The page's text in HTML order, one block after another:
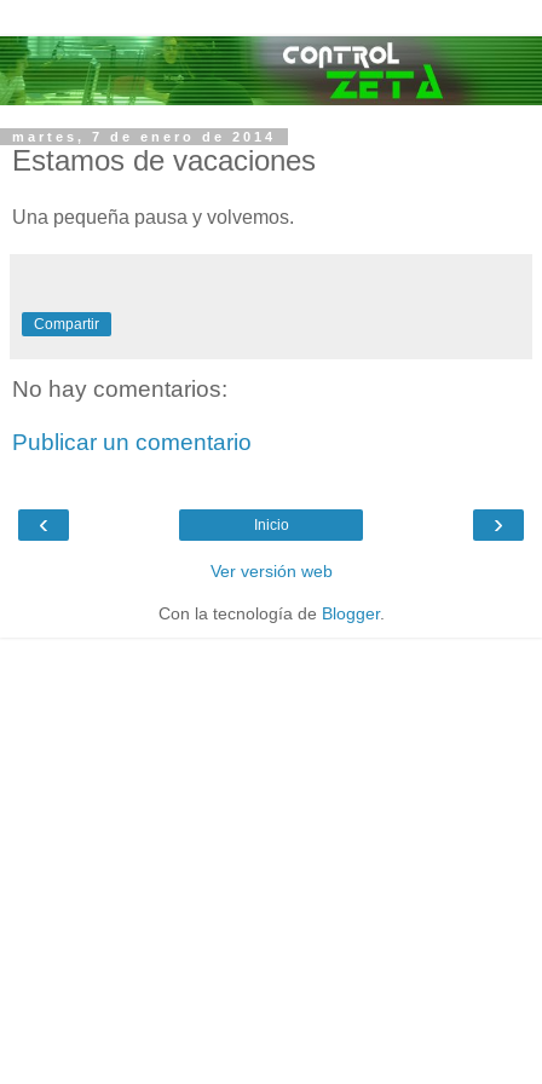
martes, 7 de enero de 2014
Estamos de vacaciones
Una pequeña pausa y volvemos.
Compartir
No hay comentarios:
Publicar un comentario
‹ ›
Inicio
Ver versión web
Con la tecnología de Blogger.